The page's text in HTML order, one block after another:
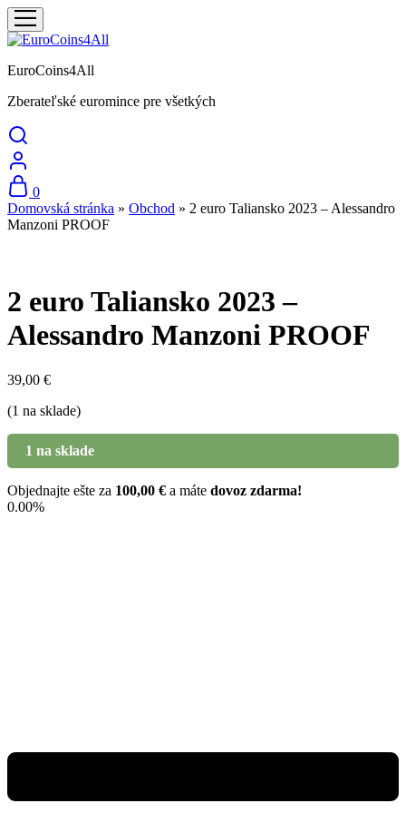
EuroCoins4All
Zberateľské euromince pre všetkých
0
Domovská stránka » Obchod » 2 euro Taliansko 2023 – Alessandro
Manzoni PROOF
2 euro Taliansko 2023 –
Alessandro Manzoni PROOF
39,00 €
(1 na sklade)
1 na sklade
Objednajte ešte za 100,00 € a máte dovoz zdarma!
0.00%